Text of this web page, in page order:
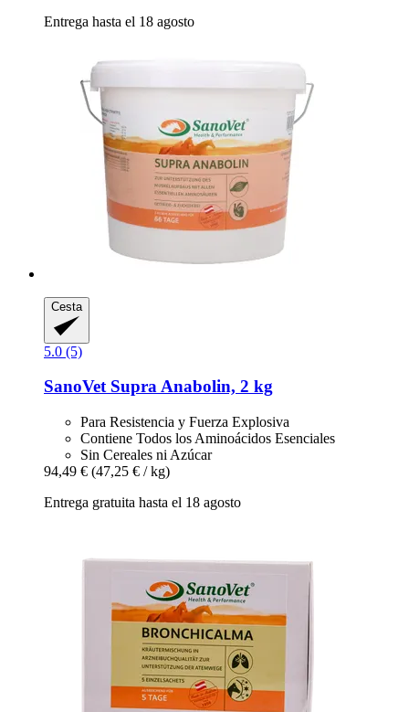
Entrega hasta el 18 agosto
Cesta
5.0 (5)
SanoVetSupra Anabolin, 2 kg
Para Resistencia y Fuerza Explosiva
Contiene Todos los Aminoácidos Esenciales
Sin Cereales ni Azúcar
94,49 € (47,25 € / kg)
Entrega gratuita hasta el 18 agosto